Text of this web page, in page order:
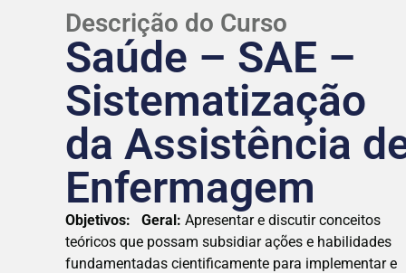
Descrição do Curso
Saúde – SAE –
Sistematização
da Assistência
Enfermagem
Objetivos: Geral: Apresentar e discutir conceitos
teóricos que possam subsidiar ações e habilidades
fundamentadas cientificamente para implementar e